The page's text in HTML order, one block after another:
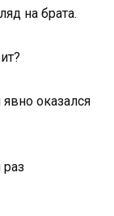
на брата.
оказался